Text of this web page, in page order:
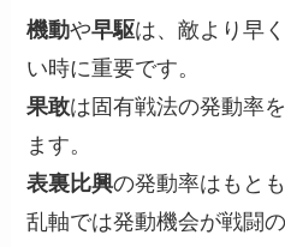
機動や早駆は、敵より早
い時に重要です。
果敢は固有戦法の発動率
ます。
表裏比興の発動率はもと
乱軸では発動機会が戦闘